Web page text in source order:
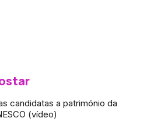
candidatas a património da
(vídeo)